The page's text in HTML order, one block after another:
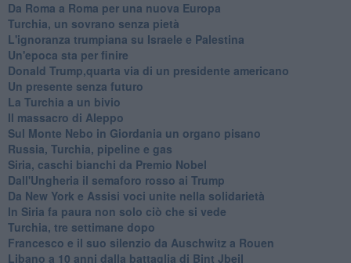
Da Roma a Roma per una nuova Europa
Turchia, un sovrano senza pietà
L'ignoranza trumpiana su Israele e Palestina
Un'epoca sta per finire
Donald Trump,quarta via di un presidente americano
Un presente senza futuro
La Turchia a un bivio
Il massacro di Aleppo
Sul Monte Nebo in Giordania un organo pisano
Russia, Turchia, pipeline e gas
Siria, caschi bianchi da Premio Nobel
Dall'Ungheria il semaforo rosso ai Trump
Da New York e Assisi voci unite nella solidarietà
In Siria fa paura non solo ciò che si vede
Turchia, tre settimane dopo
Francesco e il suo silenzio da Auschwitz a Rouen
Libano a 10 anni dalla battaglia di Bint Jbeil